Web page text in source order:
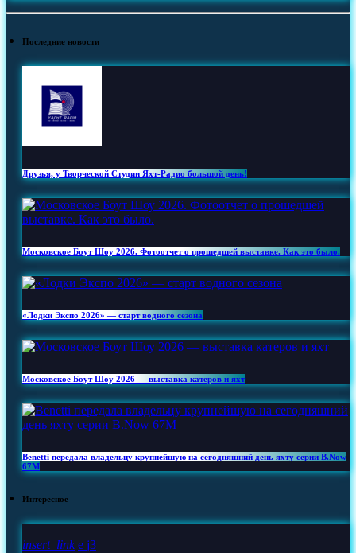
Последние новости
Друзья, у Творческой Студии Яхт‑Радио большой день!
Московское Боут Шоу 2026. Фотоотчет о прошедшей выставке. Как это было.
«Лодки Экспо 2026» — старт водного сезона
Московское Боут Шоу 2026 — выставка катеров и яхт
Benetti передала владельцу крупнейшую на сегодняшний день яхту серии B.Now
67M
Интересное
insert_link
3